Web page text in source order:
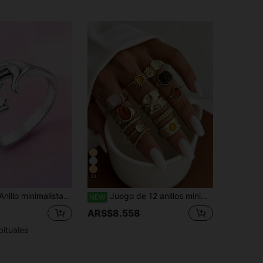
boda, compromiso, joyería para fiestas, regalo del Día de San Valentín
33
NEW Juego de 12 anillos minimalistas vintage asimétricos con sol líquido, anillos de lujo retro para mujeres, adecuados para fiestas, regalos, uso diario, estilo estético
ARS$8.558